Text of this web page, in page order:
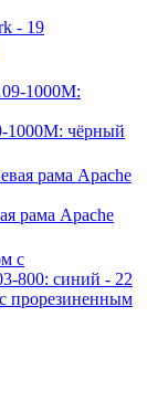
чёрный
рама Apache
прорезиненным